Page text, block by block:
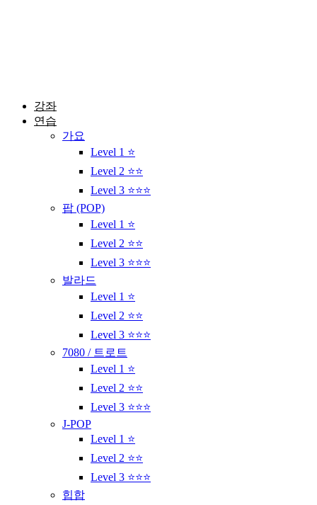
강좌
연습
가요
Level 1 ⭐
Level 2 ⭐⭐
Level 3 ⭐⭐⭐
팝 (POP)
Level 1 ⭐
Level 2 ⭐⭐
Level 3 ⭐⭐⭐
발라드
Level 1 ⭐
Level 2 ⭐⭐
Level 3 ⭐⭐⭐
7080 / 트로트
Level 1 ⭐
Level 2 ⭐⭐
Level 3 ⭐⭐⭐
J-POP
Level 1 ⭐
Level 2 ⭐⭐
Level 3 ⭐⭐⭐
힙합